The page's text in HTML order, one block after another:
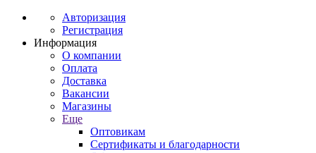
Авторизация
Регистрация
Информация
О компании
Оплата
Доставка
Вакансии
Магазины
Еще
Оптовикам
Сертификаты и благодарности